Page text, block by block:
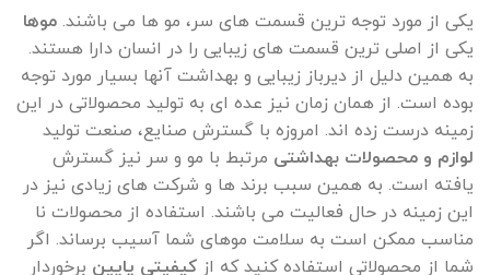
یکی از مورد توجه ترین قسمت های سر، مو ها می باشند. موها
یکی از اصلی ترین قسمت های زیبایی را در انسان دارا هستند.
به همین دلیل از دیرباز زیبایی و بهداشت آنها بسیار مورد توجه
بوده است. از همان زمان نیز عده ای به تولید محصولاتی در این
زمینه درست زده اند. امروزه با گسترش صنایع، صنعت تولید
لوازم و محصولات بهداشتی مرتبط با مو و سر نیز گسترش
یافته است. به همین سبب برند ها و شرکت های زیادی نیز در
این زمینه در حال فعالیت می باشند. استفاده از محصولات نا
مناسب ممکن است به سلامت موهای شما آسیب برساند. اگر
شما از محصولاتی استفاده کنید که از کیفیتی پایین برخوردار